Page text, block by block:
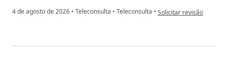
4 de agosto de 2026 • Teleconsulta • Teleconsulta • na opinião do utilizador
Solicitar revisão